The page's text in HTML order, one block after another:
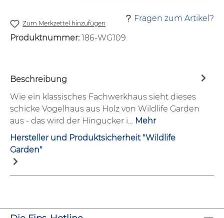
Zum Merkzettel hinzufügen
Fragen zum Artikel?
Produktnummer: 186-WG109
Beschreibung
Wie ein klassisches Fachwerkhaus sieht dieses
schicke Vogelhaus aus Holz von Wildlife Garden
aus - das wird der Hingucker i… Mehr
Hersteller und Produktsicherheit "Wildlife
Garden"